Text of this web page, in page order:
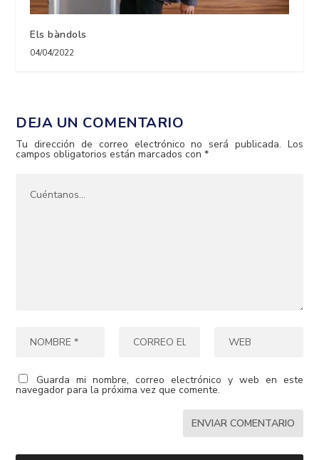
Els bàndols
04/04/2022
DEJA UN COMENTARIO
Tu dirección de correo electrónico no será publicada. Los
campos obligatorios están marcados con*
Guarda mi nombre, correo electrónico y web en este
navegador para la próxima vez que comente.